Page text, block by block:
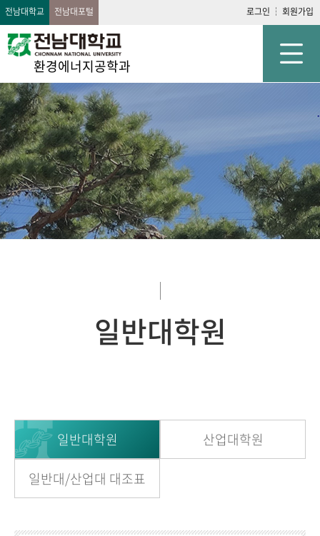
전남대학교 전남대포털 로그인 회원가입
환경에너지공학과
일반대학원
일반대학원 산업대학원
일반대/산업대 대조표